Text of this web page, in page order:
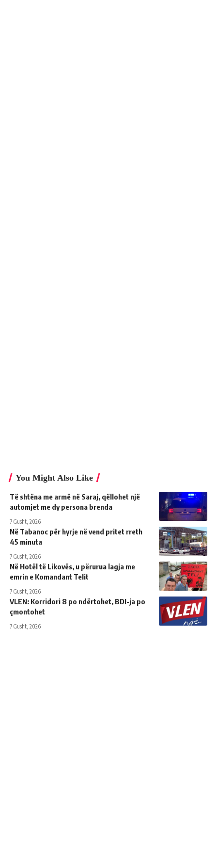
You Might Also Like
Të shtëna me armë në Saraj, qëllohet një
automjet me dy persona brenda
7 Gusht, 2026
Në Tabanoc për hyrje në vend pritet rreth
45 minuta
7 Gusht, 2026
Në Hotël të Likovës, u përurua lagja me
emrin e Komandant Telit
7 Gusht, 2026
VLEN: Korridori 8 po ndërtohet, BDI-ja po
çmontohet
7 Gusht, 2026